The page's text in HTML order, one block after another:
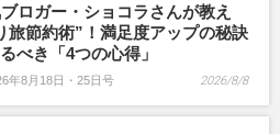
ロガー・ショコラさんが教え
旅節約術”！満足度アップの秘訣
べき「4つの心得」
年8月18日・25日号 2026/8/8